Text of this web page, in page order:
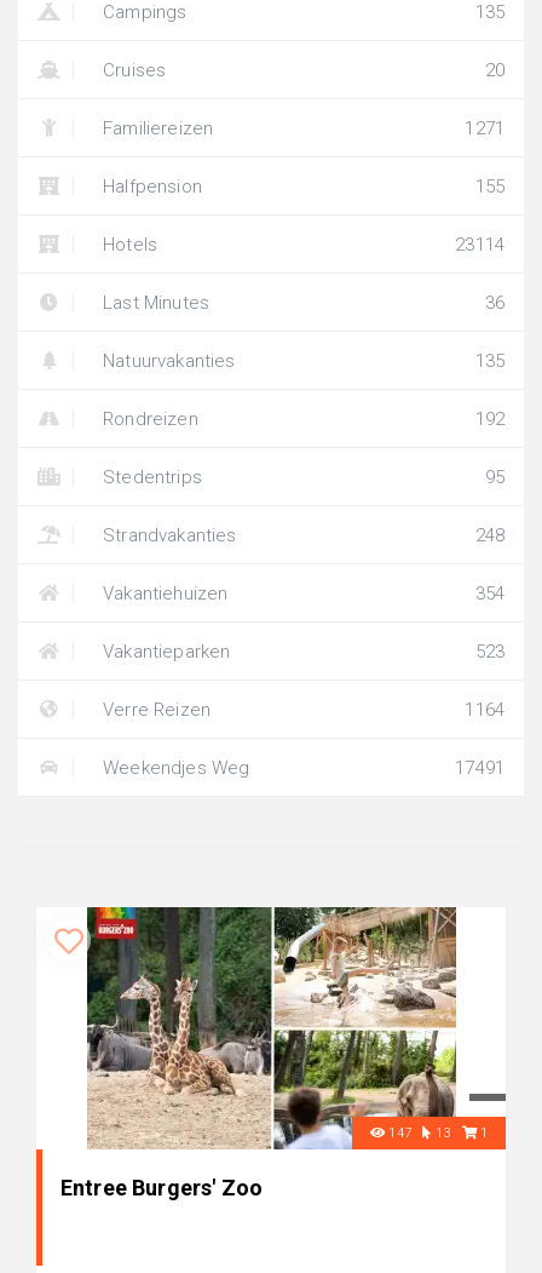
Campings 135
Cruises 20
Familiereizen 1271
Halfpension 155
Hotels 23114
Last Minutes 36
Natuurvakanties 135
Rondreizen 192
Stedentrips 95
Strandvakanties 248
Vakantiehuizen 354
Vakantieparken 523
Verre Reizen 1164
Weekendjes Weg 17491
147 13 1
Entree Burgers' Zoo